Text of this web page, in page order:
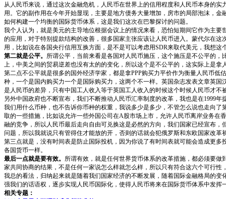
从人民币来说，通过这次金融危机，人民币在世界上的信用程度和人民币本身的
用。它的副作用在今年开始显现，主要是地方债务大量增加，房市的局部泡沫，金
如何构建一个均衡的国际货币体系，这是我们这次在巴黎探讨的问题。
我个人认为，就是美元的主导地位根据会议上的情况来看，恐怕短期间它作为主
的应用，对于特别提款结构的改善，很多国家主张应该让人民币进入。蒙代尔在
用，比如说在各国央行信用互换方面，是不是可以考虑用SDR来取代美元，我想
第二就是公平。 所谓公平，当前来看是各国对人民币施压，这个施压是不公平的
上，中美之间的贸易逆差也没有太的的变化，所以这个是不公平的，这实际上是拿
第二点不公平就是很多的国外经济学家，都是拿PPP购买力平价作为衡量人民币
种，一个是国内购买力一个是国际购买力，这两个不一样。英国杂志发表文章英
是人民币的差异，只有中国工人收入等于英国工人收入的时候这个时候人民币才
另外中国政府也不断宣布，我们不断推动人民币汇率制度的改革，我也是在1999
我们用什么币种，也不告诉你币种的权重，我说多少是多少，不管怎么说也走向
取的一些措施，比如说允许一些外国公司在A股市场上市，允许人民币离岸业务
融的竞争，所以人民币最后走向自由可兑换这是必然的方向，我们国家已经宣布
问题，所以我就说只有管得住才能放的开，否则的话就会犯俄罗斯和东欧国家改革
第三点就是，没有时间表是防止国际投机，因为你说了有时间表就可能会造成更
各国货币一样。
最后一点就是要有效。 所谓有效，就是任何世界货币体系的改革措施，都必须要
家共同协商的结果，不是任何一家说怎么样就怎么样，所以只有符合这六个可行
我总的看法，归纳起来就是随着我们国家经济的不断发展，随着国际金融格局的
强我们的话语权，逐步实现人民币国际化，使得人民币将来在国际货币体系中发挥
相关专题：